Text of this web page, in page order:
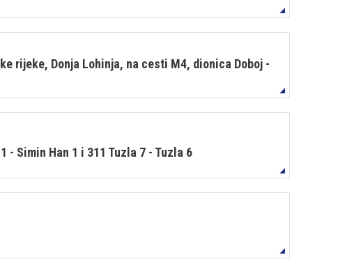
rijeke, Donja Lohinja, na cesti M4, dionica Doboj -
Simin Han 1 i 311 Tuzla 7 - Tuzla 6